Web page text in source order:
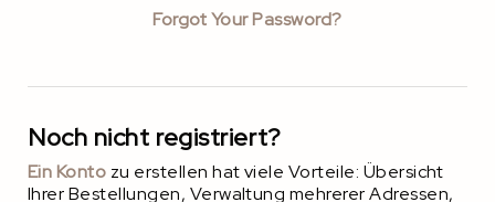
Forgot Your Password?
Noch nicht registriert?
Ein Konto zu erstellen hat viele Vorteile: Übersicht
Ihrer Bestellungen, Verwaltung mehrerer Adressen,